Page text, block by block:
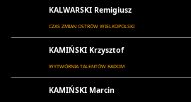
KALWARSKI Remigiusz
CZAS ZMIAN OSTRÓW WIELKOPOLSKI
KAMIŃSKI Krzysztof
WYTWÓRNIA TALENTÓW RADOM
KAMIŃSKI Marcin